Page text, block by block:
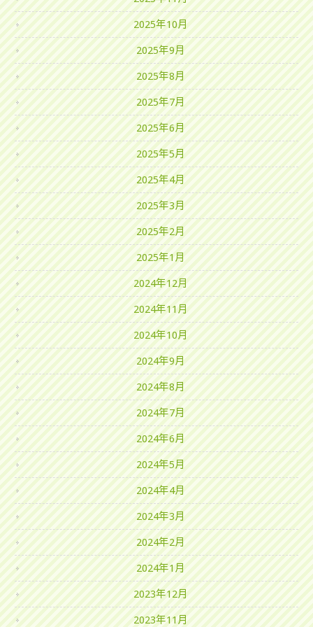
2025年10月
2025年9月
2025年8月
2025年7月
2025年6月
2025年5月
2025年4月
2025年3月
2025年2月
2025年1月
2024年12月
2024年11月
2024年10月
2024年9月
2024年8月
2024年7月
2024年6月
2024年5月
2024年4月
2024年3月
2024年2月
2024年1月
2023年12月
2023年11月